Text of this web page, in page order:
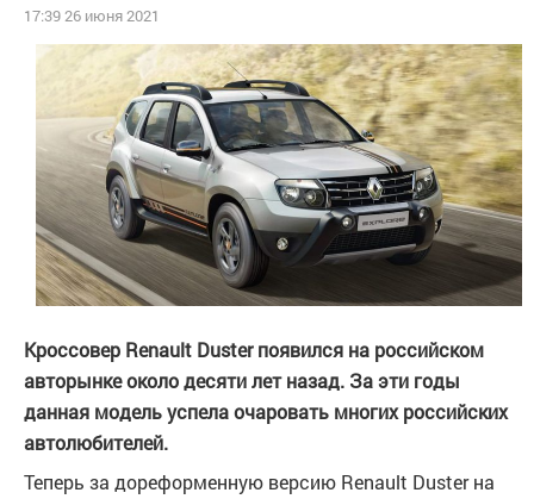
17:39 26 июня 2021
Кроссовер Renault Duster появился на российском
авторынке около десяти лет назад. За эти годы
данная модель успела очаровать многих российских
автолюбителей.
Теперь за дореформенную версию Renault Duster на